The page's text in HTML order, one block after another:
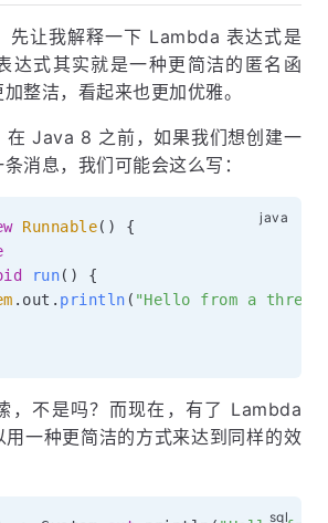
先让我解释一下 Lambda 表达式是
达式其实就是一种更简洁的匿名函
整洁，看起来也更加优雅。
在 Java 8 之前，如果我们想创建一
消息，我们可能会这么写：
Runnable( )
{
run( )
{
. out . println ( "Hello from a
，不是吗？而现在，有了 Lambda
用一种更简洁的方式来达到同样的效